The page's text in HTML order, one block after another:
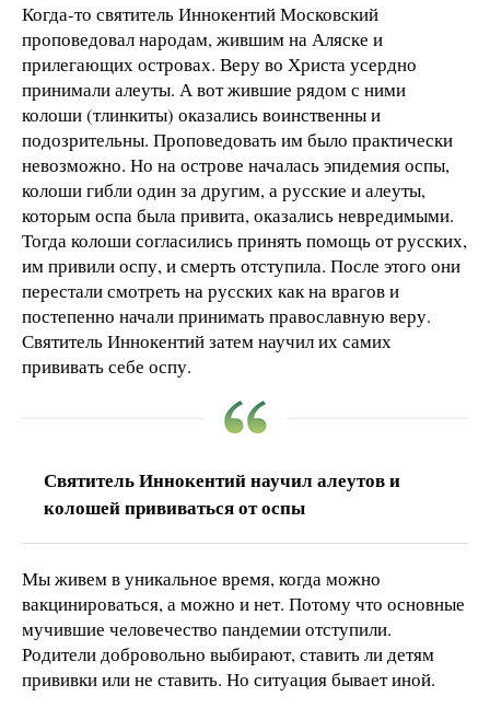
Когда-то святитель Иннокентий Московский
проповедовал народам, жившим на Аляске и
прилегающих островах. Веру во Христа усердно
принимали алеуты. А вот жившие рядом с ними
колоши (тлинкиты) оказались воинственны и
подозрительны. Проповедовать им было практически
невозможно. Но на острове началась эпидемия оспы,
колоши гибли один за другим, а русские и алеуты,
которым оспа была привита, оказались невредимыми.
Тогда колоши согласились принять помощь от русских,
им привили оспу, и смерть отступила. После этого они
перестали смотреть на русских как на врагов и
постепенно начали принимать православную веру.
Святитель Иннокентий затем научил их самих
прививать себе оспу.
Святитель Иннокентий научил алеутов и
колошей прививаться от оспы
Мы живем в уникальное время, когда можно
вакцинироваться, а можно и нет. Потому что основные
мучившие человечество пандемии отступили.
Родители добровольно выбирают, ставить ли детям
прививки или не ставить. Но ситуация бывает иной.